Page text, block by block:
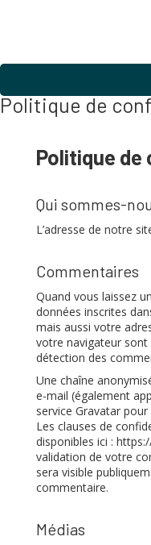
Politique de
Politique
Qui sommes-
L’adresse de notre
Commentaires
Quand vous laissez
données inscrites
mais aussi votre
votre navigateur
détection des
Une chaîne
e-mail (également
service Gravatar
Les clauses de
disponibles ici :
validation de votre
sera visible
commentaire.
Médias